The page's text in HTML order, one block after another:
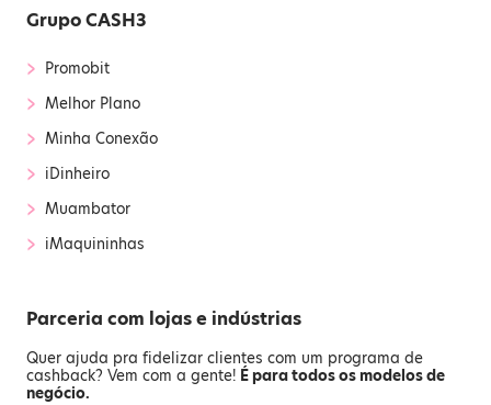
Grupo CASH3
› Promobit
› Melhor Plano
› Minha Conexão
› iDinheiro
› Muambator
› iMaquininhas
Parceria com lojas e indústrias
Quer ajuda pra fidelizar clientes com um programa de
cashback? Vem com a gente! É para todos os modelos de
negócio.